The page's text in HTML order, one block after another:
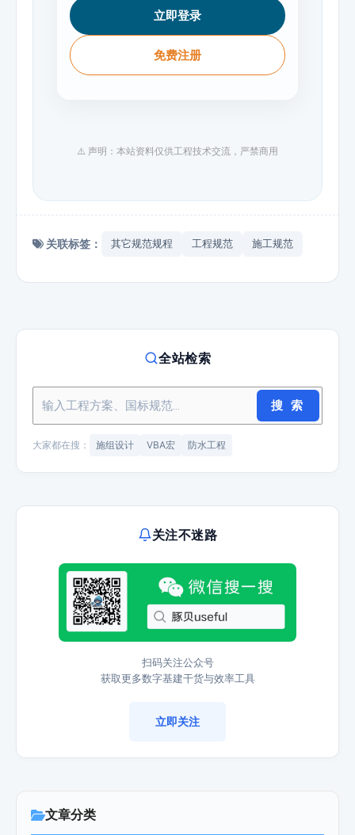
立即登录
免费注册
⚠️ 声明：本站资料仅供工程技术交流，严禁商用
关联标签： 其它规范规程 工程规范 施工规范
全站检索
搜 索
大家都在搜： 施组设计 VBA宏 防水工程
关注不迷路
扫码关注公众号
获取更多数字基建干货与效率工具
立即关注
文章分类